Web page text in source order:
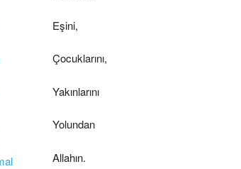
Eşini,
Çocuklarını,
Yakınlarını
Yolundan
Allahın.